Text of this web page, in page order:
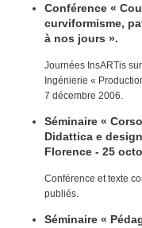
Conférence «
curviformisme,
à nos jours ».
Journées InsARTis
Ingénierie «
7 décembre 2006.
Séminaire «
Didattica e
Florence - 25
Conférence et texte
publiés.
Séminaire «